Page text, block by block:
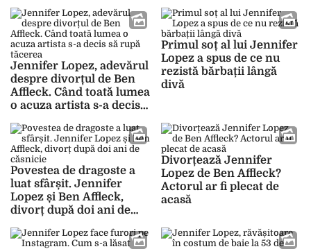
Jennifer Lopez, adevărul
despre divorțul de Ben
Affleck. Când toată lumea
o acuza artista s-a decis
Primul soț al lui Jennifer
Lopez a spus de ce nu
rezistă bărbații lângă
divă
Povestea de dragoste a
luat sfârșit. Jennifer
Lopez și Ben Affleck,
divorț după doi ani de
Divorțează Jennifer
Lopez de Ben Affleck?
Actorul ar fi plecat de
acasă